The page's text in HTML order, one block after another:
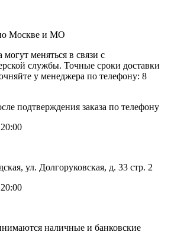
по Москве и МО
могут меняться в связи с
службы. Точные сроки доставки
у менеджера по телефону: 8
подтверждения заказа по телефону
ул. Долгоруковская, д. 33 стр. 2
наличные и банковские